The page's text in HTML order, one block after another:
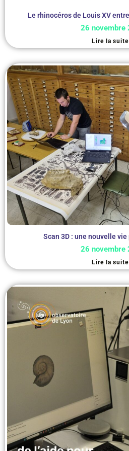
Le rhinocéros de Louis XV
26 novembre
Lire la suite
Scan 3D : une nouvelle
26 novembre
Lire la suite